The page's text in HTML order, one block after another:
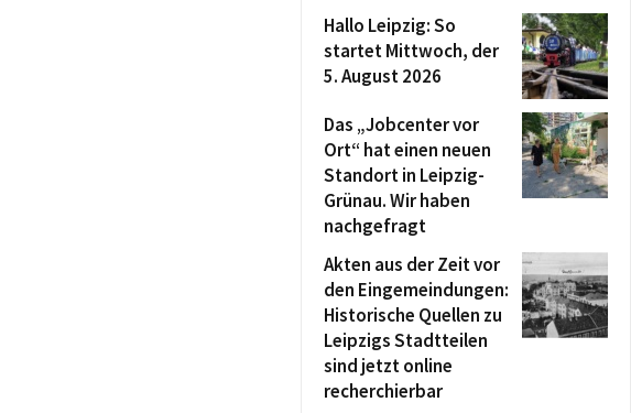
Hallo Leipzig: So
startet Mittwoch, der
5. August 2026
Das „Jobcenter vor
Ort“ hat einen neuen
Standort in Leipzig-
Grünau. Wir haben
nachgefragt
Akten aus der Zeit vor
den Eingemeindungen:
Historische Quellen zu
Leipzigs Stadtteilen
sind jetzt online
recherchierbar